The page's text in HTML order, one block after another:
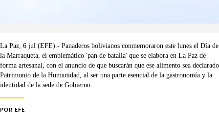
La Paz, 6 jul (EFE).- Panaderos bolivianos conmemoraron este lunes el Día de
la Marraqueta, el emblemático 'pan de batalla' que se elabora en La Paz de
forma artesanal, con el anuncio de que buscarán que ese alimento sea declarado
Patrimonio de la Humanidad, al ser una parte esencial de la gastronomía y la
identidad de la sede de Gobierno.
POR EFE